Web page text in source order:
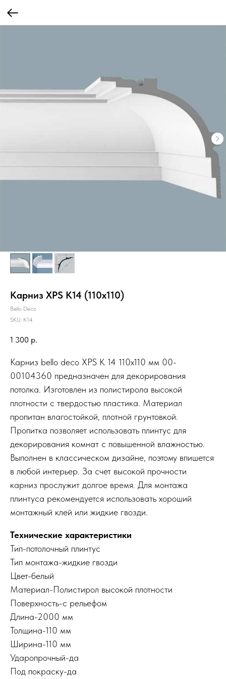
Карниз XPS К14 (110х110)
Bello Deco
SKU: К14
1 300 р.
Карниз bello deco XPS К 14 110x110 мм 00-
00104360 предназначен для декорирования
потолка. Изготовлен из полистирола высокой
плотности с твердостью пластика. Материал
пропитан влагостойкой, плотной грунтовкой.
Пропитка позволяет использовать плинтус для
декорирования комнат с повышенной влажностью.
Выполнен в классическом дизайне, поэтому впишется
в любой интерьер. За счет высокой прочности
карниз прослужит долгое время. Для монтажа
плинтуса рекомендуется использовать хороший
монтажный клей или жидкие гвозди.
Технические характеристики
Тип-потолочный плинтус
Тип монтажа-жидкие гвозди
Цвет-белый
Материал-Полистирол высокой плотности
Поверхность-с рельефом
Длина-2000 мм
Толщина-110 мм
Ширина-110 мм
Ударопрочный-да
Под покраску-да